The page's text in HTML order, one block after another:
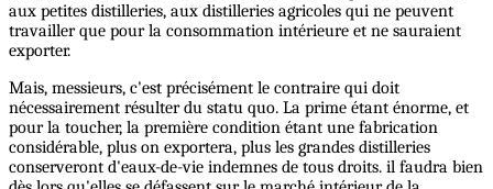
aux petites distilleries, aux distilleries agricoles qui ne peuvent
travailler que pour la consommation intérieure et ne sauraient
exporter.
Mais, messieurs, c'est précisément le contraire qui doit
nécessairement résulter du statu quo. La prime étant énorme, et
pour la toucher, la première condition étant une fabrication
considérable, plus on exportera, plus les grandes distilleries
conserveront d'eaux-de-vie indemnes de tous droits. il faudra bien